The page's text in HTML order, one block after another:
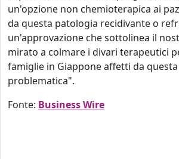
un'opzione non chemioterapica ai
da questa patologia recidivante o
un'approvazione che sottolinea il
mirato a colmare i divari terapeutici
famiglie in Giappone affetti da
problematica".
Fonte: Business Wire